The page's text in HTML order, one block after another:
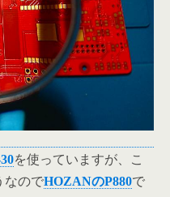
を使っていますが、こ
なのでHOZANのP880で